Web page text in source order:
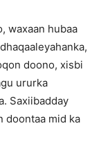
waxaan hubaa
doono, xisbi
ururka
Saxiibadday
doontaa mid ka